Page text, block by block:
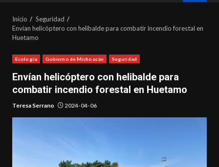
Inicio
Seguridad
Envían helicóptero con helibalde para combatir incendio forestal en
Huetamo
Ecología Gobierno de Michoacán Seguridad
Envían helicóptero con helibalde para
combatir incendio forestal en Huetamo
Teresa Serrano 2024-04-06